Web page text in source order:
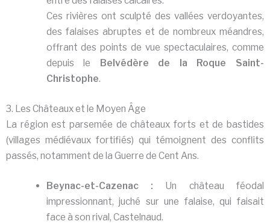
Ces rivières ont sculpté des vallées verdoyantes,
des falaises abruptes et de nombreux méandres,
offrant des points de vue spectaculaires, comme
depuis le
Belvédère de la Roque Saint-
Christophe.
3. Les Châteaux et le Moyen Âge
La région est parsemée de châteaux forts et de bastides
(villages médiévaux fortifiés) qui témoignent des conflits
passés, notamment de la Guerre de Cent Ans.
Beynac-et-Cazenac : Un château féodal
impressionnant, juché sur une falaise, qui faisait
face à son rival, Castelnaud.